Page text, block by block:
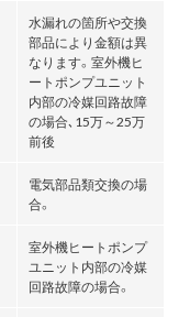
水漏れの箇所や交換
部品により金額は異
なります。室外機ヒ
ートポンプユニット
内部の冷媒回路故障
の場合､15万～25万
前後
電気部品類交換の場
合。
室外機ヒートポンプ
ユニット内部の冷媒
回路故障の場合。